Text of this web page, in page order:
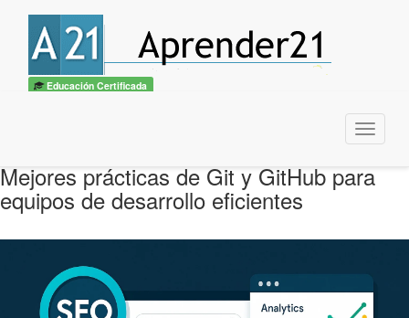
Educación Certificada
Menu
Mejores prácticas de Git y GitHub para
equipos de desarrollo eficientes